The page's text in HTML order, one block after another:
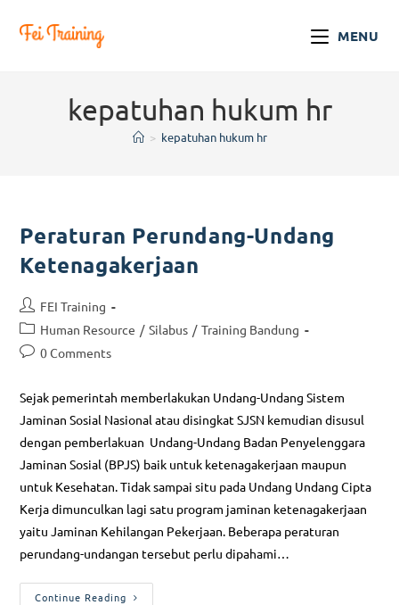
MENU
kepatuhan hukum hr
> kepatuhan hukum hr
Peraturan Perundang-Undang
Ketenagakerjaan
FEI Training
Human Resource / Silabus / Training Bandung
0 Comments
Sejak pemerintah memberlakukan Undang-Undang Sistem
Jaminan Sosial Nasional atau disingkat SJSN kemudian disusul
dengan pemberlakuan Undang-Undang Badan Penyelenggara
Jaminan Sosial (BPJS) baik untuk ketenagakerjaan maupun
untuk Kesehatan. Tidak sampai situ pada Undang Undang Cipta
Kerja dimunculkan lagi satu program jaminan ketenagakerjaan
yaitu Jaminan Kehilangan Pekerjaan. Beberapa peraturan
perundang-undangan tersebut perlu dipahami…
Continue Reading